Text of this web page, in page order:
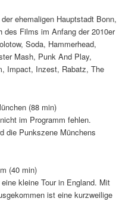
ehemaligen Hauptstadt Bonn,
des Films im Anfang der 2010er
Soda, Hammerhead,
Mash, Punk And Play,
Impact, Inzest, Rabatz, The
(88 min)
im Programm fehlen.
die Punkszene Münchens
(40 min)
kleine Tour in England. Mit
ist eine kurzweilige